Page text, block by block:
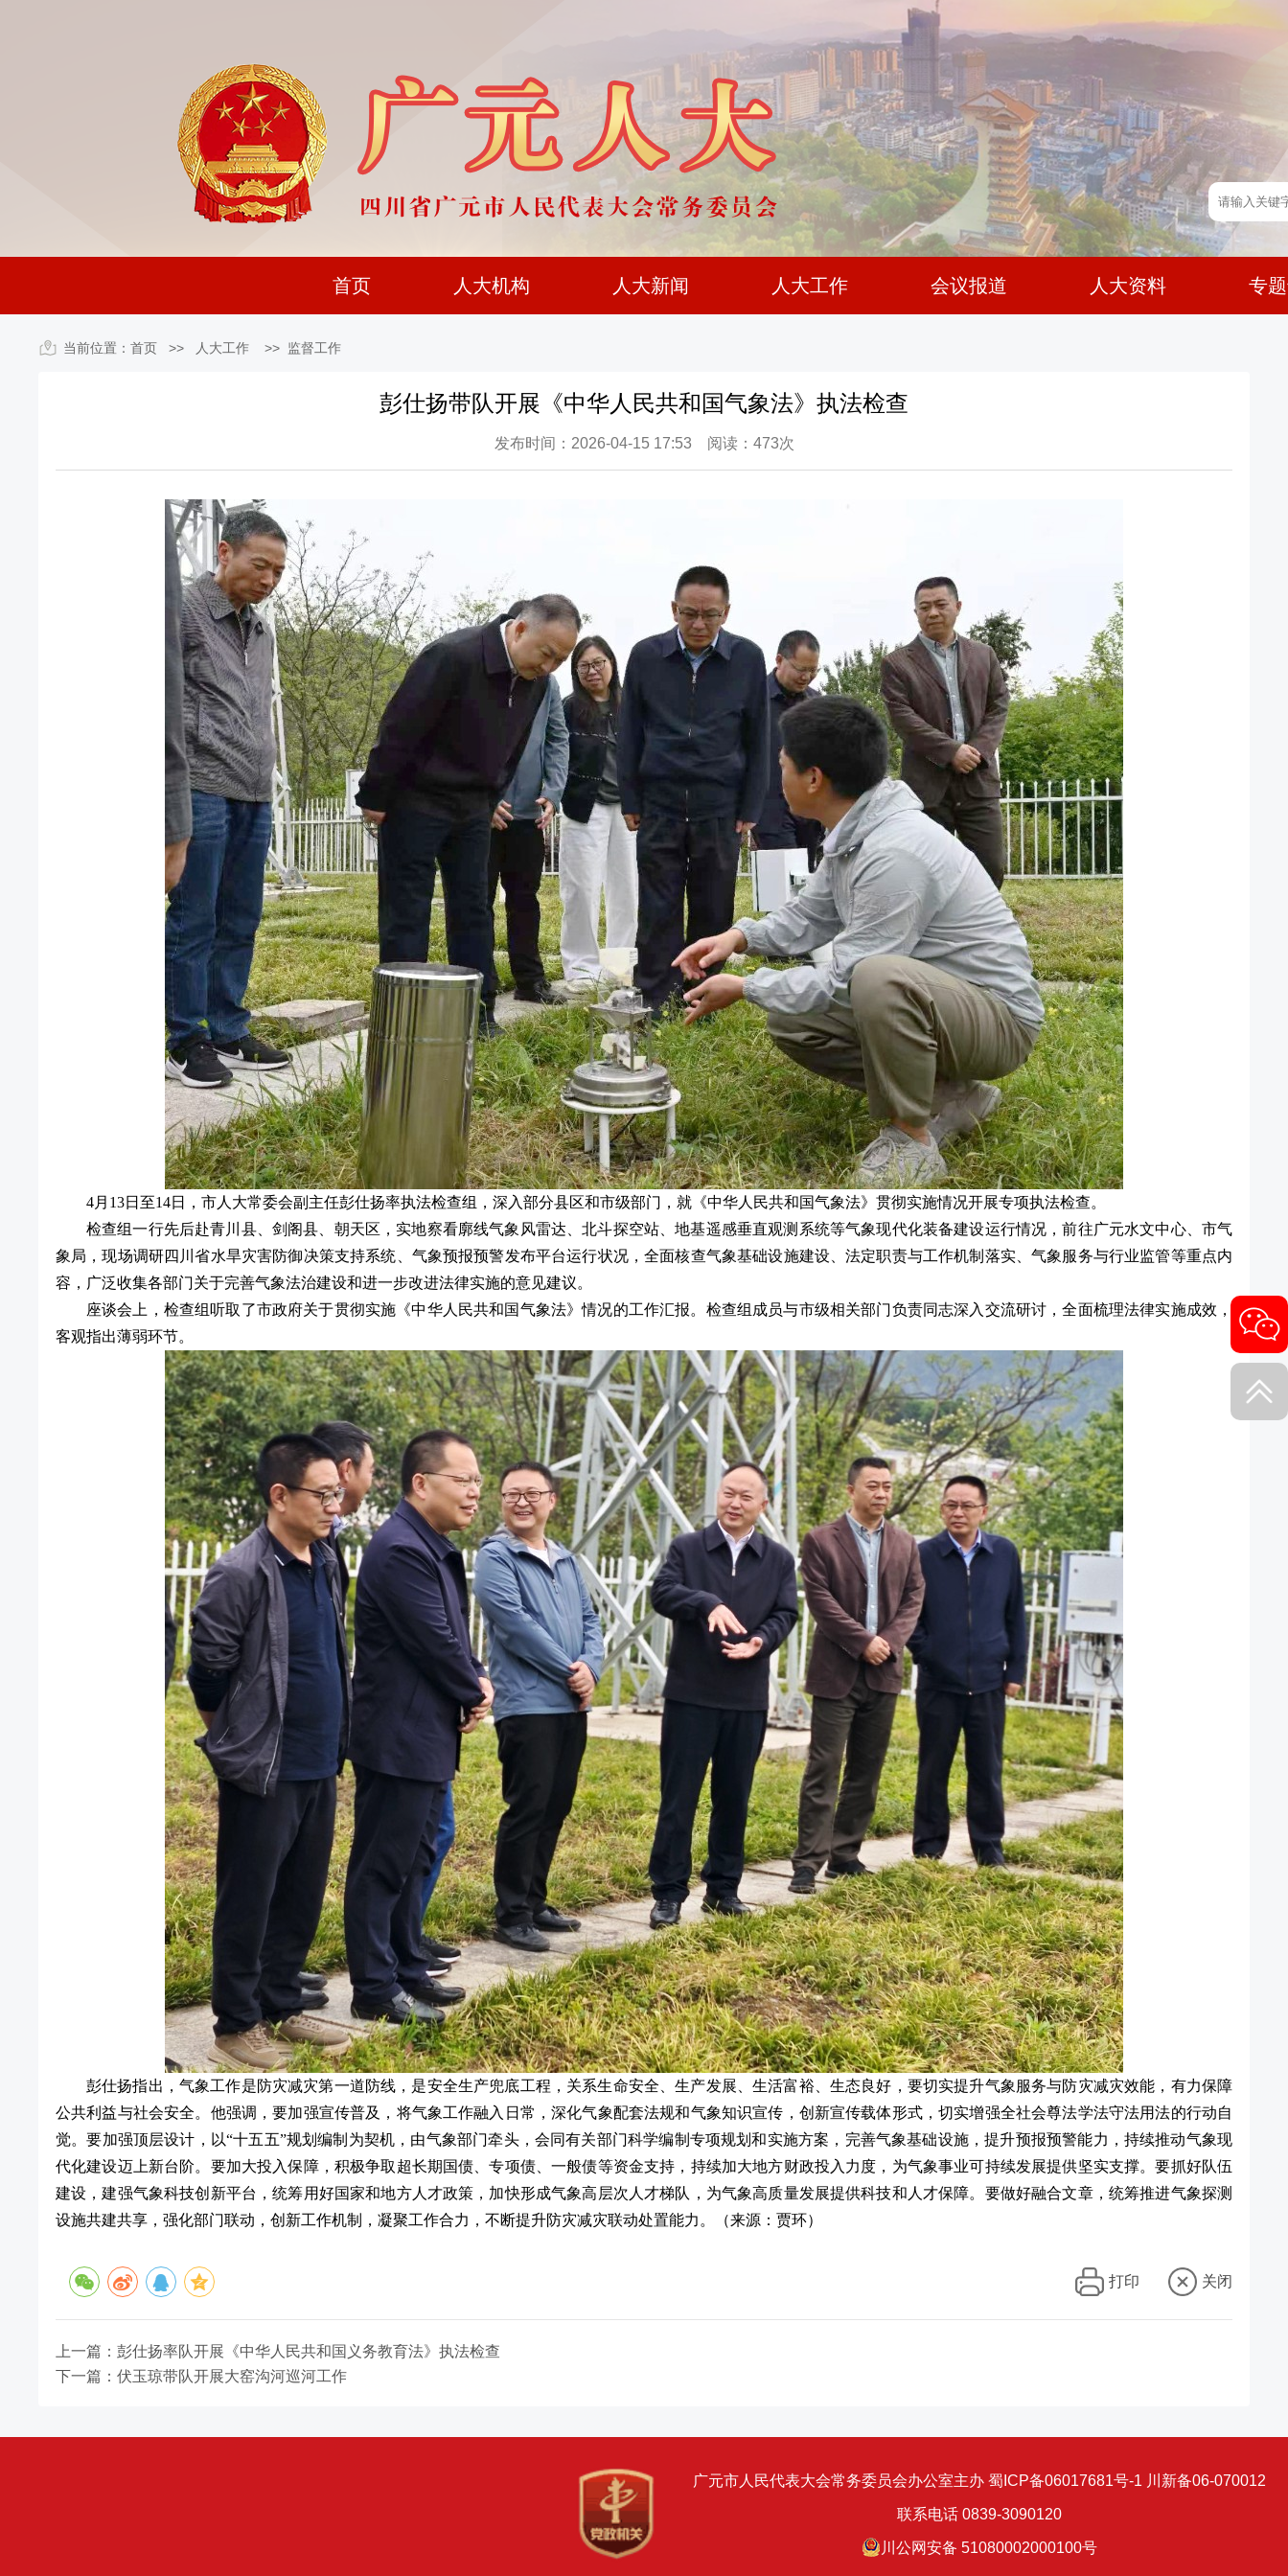
首页 人大机构 人大新闻 人大工作 会议报道 人大资料 专
当前位置： 首页 >> 人大工作 >> 监督工作
彭仕扬带队开展《中华人民共和国气象法》执法检查
发布时间：2026-04-15 17:53 阅读：473次
4月13日至14日，市人大常委会副主任彭仕扬率执法检查组，深入部分县区和市级部门，就《中华人民共和国气象法》贯彻实施情况开展专项执法检查。
检查组一行先后赴青川县、剑阁县、朝天区，实地察看廓线气象风雷达、北斗探空站、地基遥感垂直观测系统等气象现代化装备建设运行情况，前往广元水文中心、市气
象局，现场调研四川省水旱灾害防御决策支持系统、气象预报预警发布平台运行状况，全面核查气象基础设施建设、法定职责与工作机制落实、气象服务与行业监管等重点内
容，广泛收集各部门关于完善气象法治建设和进一步改进法律实施的意见建议。
座谈会上，检查组听取了市政府关于贯彻实施《中华人民共和国气象法》情况的工作汇报。检查组成员与市级相关部门负责同志深入交流研讨，全面梳理法律实施成效，
客观指出薄弱环节。
彭仕扬指出，气象工作是防灾减灾第一道防线，是安全生产兜底工程，关系生命安全、生产发展、生活富裕、生态良好，要切实提升气象服务与防灾减灾效能，有力保障
公共利益与社会安全。他强调，要加强宣传普及，将气象工作融入日常，深化气象配套法规和气象知识宣传，创新宣传载体形式，切实增强全社会尊法学法守法用法的行动自
觉。要加强顶层设计，以“十五五”规划编制为契机，由气象部门牵头，会同有关部门科学编制专项规划和实施方案，完善气象基础设施，提升预报预警能力，持续推动气象现
代化建设迈上新台阶。要加大投入保障，积极争取超长期国债、专项债、一般债等资金支持，持续加大地方财政投入力度，为气象事业可持续发展提供坚实支撑。要抓好队伍
建设，建强气象科技创新平台，统筹用好国家和地方人才政策，加快形成气象高层次人才梯队，为气象高质量发展提供科技和人才保障。要做好融合文章，统筹推进气象探测
设施共建共享，强化部门联动，创新工作机制，凝聚工作合力，不断提升防灾减灾联动处置能力。
（来源：贾环）
打印 关闭
上一篇：彭仕扬率队开展《中华人民共和国义务教育法》执法检查
下一篇：伏玉琼带队开展大窑沟河巡河工作
广元市人民代表大会常务委员会办公室主办 蜀ICP备06017681号-1 川新备06-070012
联系电话 0839-3090120
川公网安备 51080002000100号